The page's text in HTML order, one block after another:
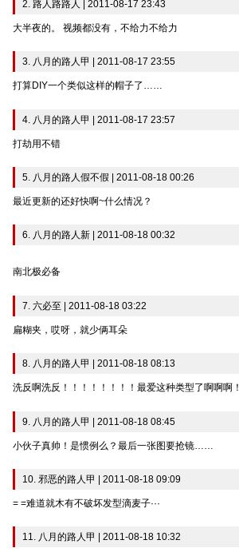
2. 路人路路人 | 2011-08-17 23:43
大半夜的。 视频都没有，不给力不给力
3. 八月的路人甲 | 2011-08-17 23:55
打算DIY一个类似这样的帽子了……
4. 八月的路人甲 | 2011-08-17 23:57
打劫用不错
5. 八月的路人假不假 | 2011-08-18 00:26
最近更新的还好快啊~什么情况？
6. 八月的路人新 | 2011-08-18 00:32
南北极必备
7. 六必至 | 2011-08-18 03:22
扁糊夹，哎呀，就少俩耳朵
8. 八月的路人甲 | 2011-08-18 08:13
洗反啊洗反！！！！！！！！最爱这种类型了啊啊啊！
9. 八月的路人甲 | 2011-08-18 08:45
小伙子真帅！是惯例么？最后一张图要抢镜……
10. 邪恶的路人甲 | 2011-08-18 09:09
= =难道就木有不破坏发型滴麦子···
11. 八月的路人甲 | 2011-08-18 10:32